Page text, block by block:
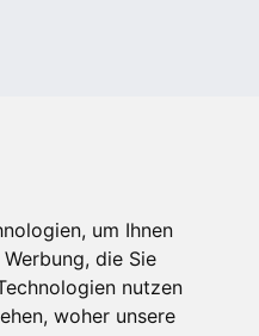
um Ihnen
die Sie
nutzen
woher unsere